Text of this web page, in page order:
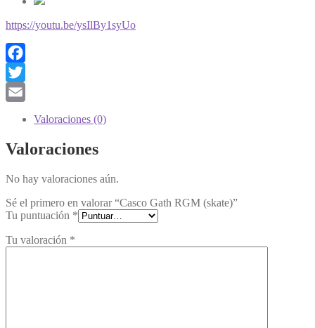
https://youtu.be/ysIlBy1syUo
Facebook
Twitter
Valoraciones (0)
Valoraciones
No hay valoraciones aún.
Sé el primero en valorar “Casco Gath RGM (skate)”
Tu puntuación *
Tu valoración *